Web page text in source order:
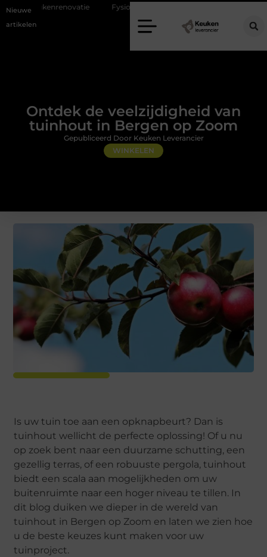
Nieuwe
artikelen
Fysiotherapie Alblasserdam: professionele begeleiding bij pijn en
Ontdek de veelzijdigheid van
tuinhout in Bergen op Zoom
WINKELEN
Gepubliceerd Door Keuken Leverancier
Is uw tuin toe aan een opknapbeurt? Dan is
tuinhout wellicht de perfecte oplossing! Of u nu
op zoek bent naar een duurzame schutting, een
gezellig terras, of een robuuste pergola, tuinhout
biedt een scala aan mogelijkheden om uw
buitenruimte naar een hoger niveau te tillen. In
dit blog duiken we dieper in de wereld van
tuinhout in Bergen op Zoom en laten we zien hoe
u de beste keuzes kunt maken voor uw
tuinproject.